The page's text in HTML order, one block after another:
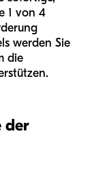
1 von 4
werden Sie
die
der